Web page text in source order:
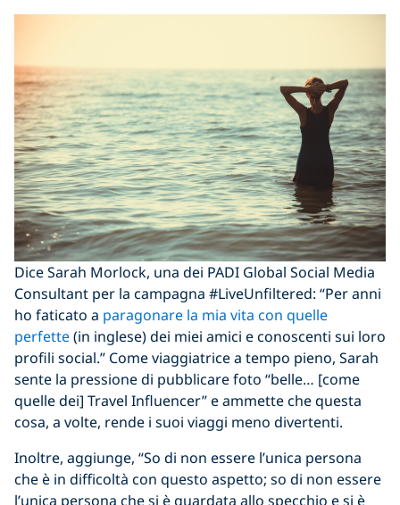
Dice Sarah Morlock, una dei PADI Global Social Media
Consultant per la campagna #LiveUnfiltered: “Per anni
ho faticato a paragonare la mia vita con quelle
perfette(in inglese) dei miei amici e conoscenti sui loro
profili social.” Come viaggiatrice a tempo pieno, Sarah
sente la pressione di pubblicare foto “belle… [come
quelle dei] Travel Influencer” e ammette che questa
cosa, a volte, rende i suoi viaggi meno divertenti.
Inoltre, aggiunge, “So di non essere l’unica persona
che è in difficoltà con questo aspetto; so di non essere
l’unica persona che si è guardata allo specchio e si è